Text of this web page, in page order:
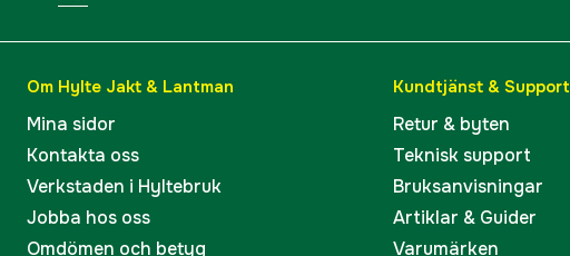
Om Hylte Jakt & Lantman
Mina sidor
Kontakta oss
Verkstaden i Hyltebruk
Jobba hos oss
Omdömen och betyg
Kundtjänst & Support
Retur & byten
Teknisk support
Bruksanvisningar
Artiklar & Guider
Varumärken